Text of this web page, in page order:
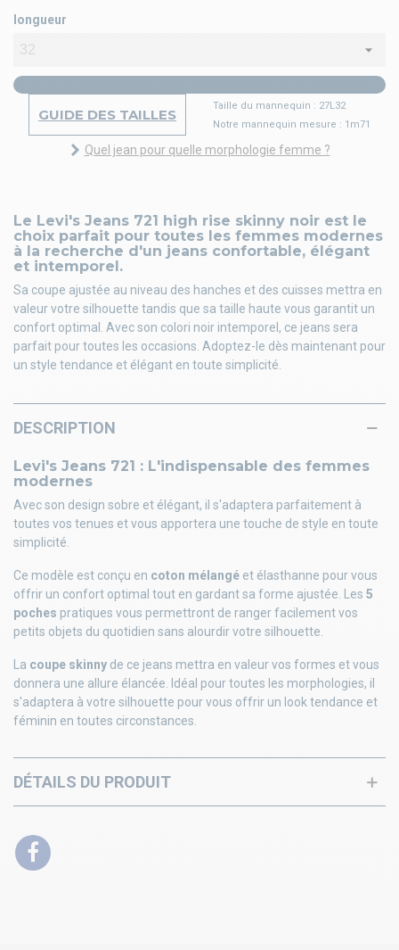
Le Levi's Jeans 721 high rise skinny noir est le
choix parfait pour toutes les femmes modernes
à la recherche d'un jeans confortable, élégant
et intemporel.
Sa coupe ajustée au niveau des hanches et des cuisses mettra en
valeur votre silhouette tandis que sa taille haute vous garantit un
confort optimal. Avec son colori noir intemporel, ce jeans sera
parfait pour toutes les occasions. Adoptez-le dès maintenant pour
un style tendance et élégant en toute simplicité.
longueur
GUIDE DES TAILLES
Taille du mannequin : 27L32
Notre mannequin mesure : 1m71
Quel jean pour quelle morphologie femme ?
DESCRIPTION
Levi's Jeans 721 : L'indispensable des femmes
modernes
Avec son design sobre et élégant, il s'adaptera parfaitement à
toutes vos tenues et vous apportera une touche de style en toute
simplicité.
Ce modèle est conçu en coton mélangé et élasthanne pour vous
offrir un confort optimal tout en gardant sa forme ajustée. Les 5
poches pratiques vous permettront de ranger facilement vos
petits objets du quotidien sans alourdir votre silhouette.
La coupe skinny de ce jeans mettra en valeur vos formes et vous
donnera une allure élancée. Idéal pour toutes les morphologies, il
s'adaptera à votre silhouette pour vous offrir un look tendance et
féminin en toutes circonstances.
DÉTAILS DU PRODUIT